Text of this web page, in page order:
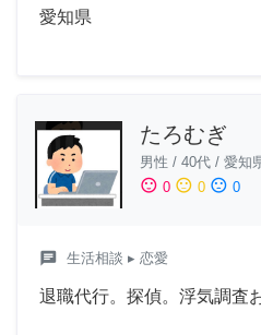
愛知県
たろむぎ
男性 / 40代 / 愛知
sentiment_satisfied 0 sentiment_neutral 0 sentiment_dissatisfied 0
chat 生活相談 ▸ 恋愛
退職代行。探偵。浮気調査